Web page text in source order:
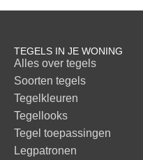
TEGELS IN JE WONING
Alles over tegels
Soorten tegels
Tegelkleuren
Tegellooks
Tegel toepassingen
Legpatronen